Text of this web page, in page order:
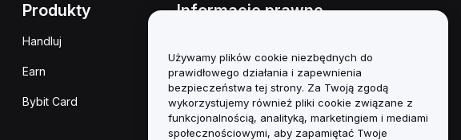
Produkty
Handluj
Earn
Bybit Card
Informacje prawne
interesów
Podsumowanie polityki
powiernictwa i zarządzania
Informacje ESG
Używamy plików cookie niezbędnych do
prawidłowego działania i zapewnienia
bezpieczeństwa tej strony. Za Twoją zgodą
wykorzystujemy również pliki cookie związane z
funkcjonalnością, analityką, marketingiem i mediami
społecznościowymi, aby zapamiętać Twoje